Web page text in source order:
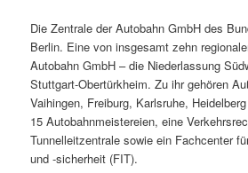
Die Zentrale der Autobahn GmbH des
Berlin. Eine von insgesamt zehn
Autobahn GmbH – die Niederlassung
Stuttgart-Obertürkheim. Zu ihr gehören
Vaihingen, Freiburg, Karlsruhe,
15 Autobahnmeistereien, eine
Tunnelleitzentrale sowie ein Fachcenter
und -sicherheit (FIT).